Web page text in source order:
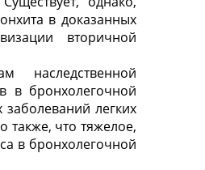
в доказанных
вторичной
наследственной
в бронхолегочной
заболеваний легких
также, что тяжелое,
в бронхолегочной